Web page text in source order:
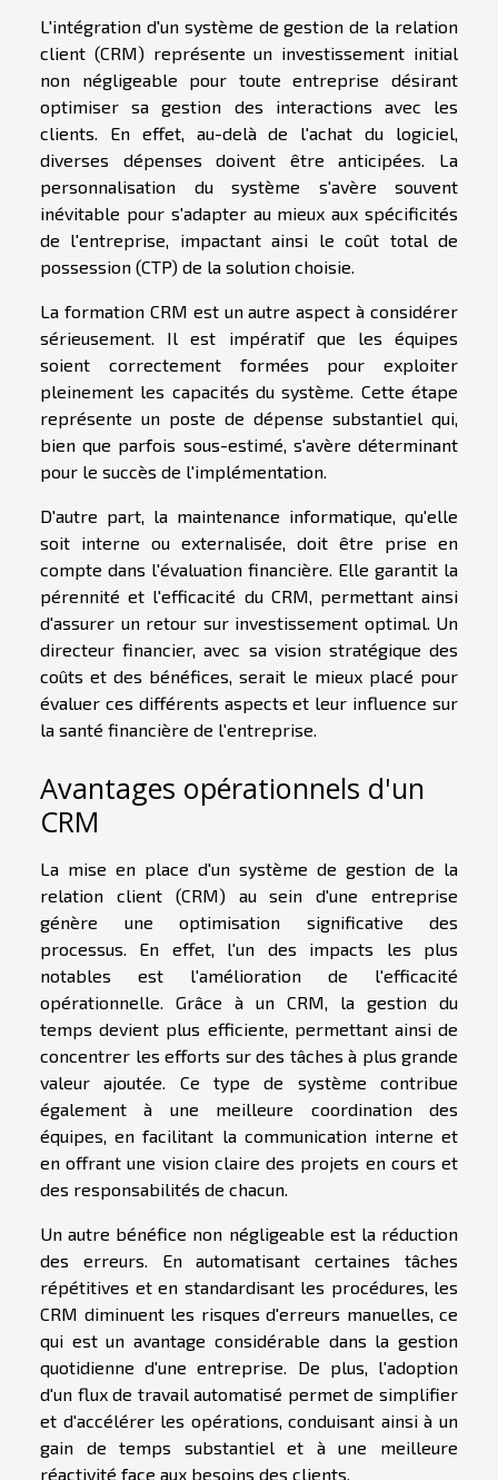
L'intégration d'un système de gestion de la relation
client (CRM) représente un investissement initial
non négligeable pour toute entreprise désirant
optimiser sa gestion des interactions avec les
clients. En effet, au-delà de l'achat du logiciel,
diverses dépenses doivent être anticipées. La
personnalisation du système s'avère souvent
inévitable pour s'adapter au mieux aux spécificités
de l'entreprise, impactant ainsi le coût total de
possession (CTP) de la solution choisie.
La formation CRM est un autre aspect à considérer
sérieusement. Il est impératif que les équipes
soient correctement formées pour exploiter
pleinement les capacités du système. Cette étape
représente un poste de dépense substantiel qui,
bien que parfois sous-estimé, s'avère déterminant
pour le succès de l'implémentation.
D'autre part, la maintenance informatique, qu'elle
soit interne ou externalisée, doit être prise en
compte dans l'évaluation financière. Elle garantit la
pérennité et l'efficacité du CRM, permettant ainsi
d'assurer un retour sur investissement optimal. Un
directeur financier, avec sa vision stratégique des
coûts et des bénéfices, serait le mieux placé pour
évaluer ces différents aspects et leur influence sur
la santé financière de l'entreprise.
Avantages opérationnels d'un
CRM
La mise en place d'un système de gestion de la
relation client (CRM) au sein d'une entreprise
génère une optimisation significative des
processus. En effet, l'un des impacts les plus
notables est l'amélioration de l'efficacité
opérationnelle. Grâce à un CRM, la gestion du
temps devient plus efficiente, permettant ainsi de
concentrer les efforts sur des tâches à plus grande
valeur ajoutée. Ce type de système contribue
également à une meilleure coordination des
équipes, en facilitant la communication interne et
en offrant une vision claire des projets en cours et
des responsabilités de chacun.
Un autre bénéfice non négligeable est la réduction
des erreurs. En automatisant certaines tâches
répétitives et en standardisant les procédures, les
CRM diminuent les risques d'erreurs manuelles, ce
qui est un avantage considérable dans la gestion
quotidienne d'une entreprise. De plus, l'adoption
d'un flux de travail automatisé permet de simplifier
et d'accélérer les opérations, conduisant ainsi à un
gain de temps substantiel et à une meilleure
réactivité face aux besoins des clients.